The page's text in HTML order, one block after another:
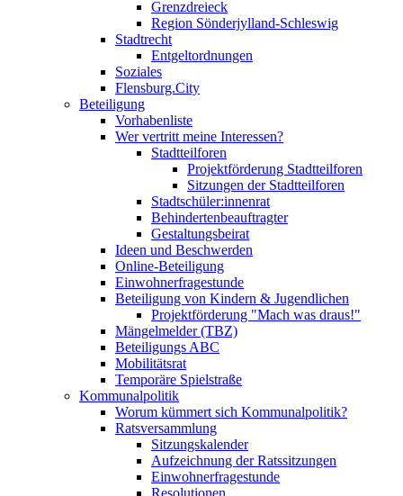
Grenzdreieck
Region Sönderjylland-Schleswig
Stadtrecht
Entgeltordnungen
Soziales
Flensburg.City
Beteiligung
Vorhabenliste
Wer vertritt meine Interessen?
Stadtteilforen
Projektförderung Stadtteilforen
Sitzungen der Stadtteilforen
Stadtschüler:innenrat
Behindertenbeauftragter
Gestaltungsbeirat
Ideen und Beschwerden
Online-Beteiligung
Einwohnerfragestunde
Beteiligung von Kindern & Jugendlichen
Projektförderung "Mach was draus!"
Mängelmelder (TBZ)
Beteiligungs ABC
Mobilitätsrat
Temporäre Spielstraße
Kommunalpolitik
Worum kümmert sich Kommunalpolitik?
Ratsversammlung
Sitzungskalender
Aufzeichnung der Ratssitzungen
Einwohnerfragestunde
Resolutionen